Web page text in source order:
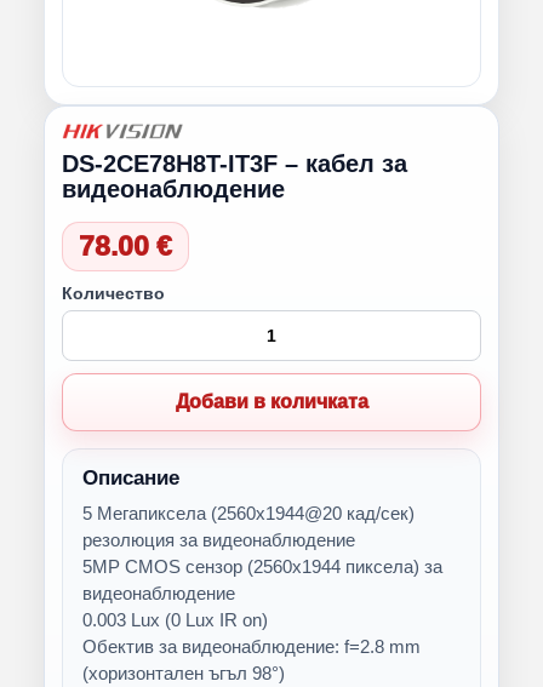
DS-2CE78H8T-IT3F – кабел за
видеонаблюдение
78.00 €
Количество
Добави в количката
Описание
5 Мегапиксела (2560х1944@20 кад/сек)
резолюция за видеонаблюдение
5MP CMOS сензор (2560x1944 пиксела) за
видеонаблюдение
0.003 Lux (0 Lux IR on)
Обектив за видеонаблюдение: f=2.8 mm
(хоризонтален ъгъл 98°)